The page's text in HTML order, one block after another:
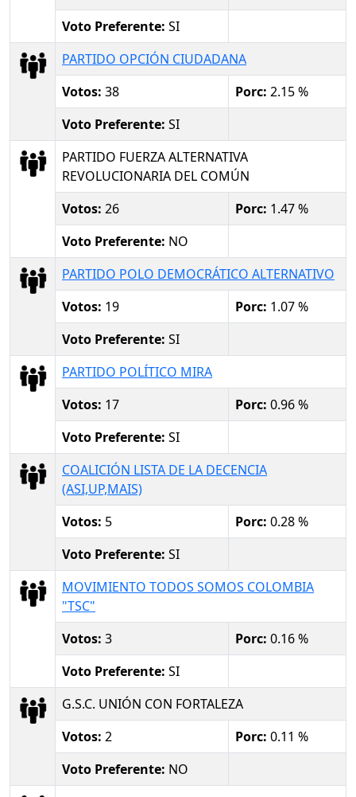
Voto Preferente: SI
PARTIDO OPCIÓN CIUDADANA
Votos: 38 Porc: 2.15 %
Voto Preferente: SI
PARTIDO FUERZA ALTERNATIVA
REVOLUCIONARIA DEL COMÚN
Votos: 26 Porc: 1.47 %
Voto Preferente: NO
PARTIDO POLO DEMOCRÁTICO ALTERNATIVO
Votos: 19 Porc: 1.07 %
Voto Preferente: SI
PARTIDO POLÍTICO MIRA
Votos: 17 Porc: 0.96 %
Voto Preferente: SI
COALICIÓN LISTA DE LA DECENCIA
(ASI,UP,MAIS)
Votos: 5 Porc: 0.28 %
Voto Preferente: SI
MOVIMIENTO TODOS SOMOS COLOMBIA
"TSC"
Votos: 3 Porc: 0.16 %
Voto Preferente: SI
G.S.C. UNIÓN CON FORTALEZA
Votos: 2 Porc: 0.11 %
Voto Preferente: NO